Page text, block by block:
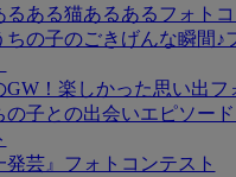
るある猫あるあるフォト
ちの子のごきげんな瞬間♪
GW！楽しかった思い出フ
の子との出会いエピソー
発芸』フォトコンテスト